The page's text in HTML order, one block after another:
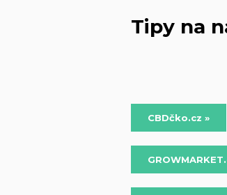
Tipy na
CBDčko.cz »